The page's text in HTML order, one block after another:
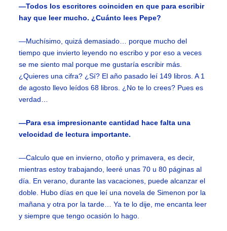
—Todos los escritores coinciden en que para escribir
hay que leer mucho. ¿Cuánto lees Pepe?
—Muchísimo, quizá demasiado… porque mucho del
tiempo que invierto leyendo no escribo y por eso a veces
se me siento mal porque me gustaría escribir más.
¿Quieres una cifra? ¿Sí? El año pasado leí 149 libros. A 1
de agosto llevo leídos 68 libros. ¿No te lo crees? Pues es
verdad…
—Para esa impresionante cantidad hace falta una
velocidad de lectura importante.
—Calculo que en invierno, otoño y primavera, es decir,
mientras estoy trabajando, leeré unas 70 u 80 páginas al
día. En verano, durante las vacaciones, puede alcanzar el
doble. Hubo días en que leí una novela de Simenon por la
mañana y otra por la tarde… Ya te lo dije, me encanta leer
y siempre que tengo ocasión lo hago.